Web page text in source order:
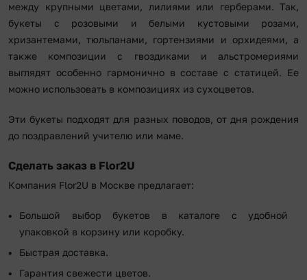
между крупными цветами, лилиями или герберами. Так,
букеты с розовыми и белыми кустовыми розами,
хризантемами, тюльпанами, гортензиями и орхидеями, а
также композиции с гвоздиками и альстромериями
выглядят особенно гармонично в составе с статицей. Ее
можно использовать в композициях из сухоцветов.
Эти букеты подходят для разных поводов, от дня рождения
до поздравлений учителю или маме.
Сделать заказ в Flor2U
Компания Flor2U в Москве предлагает:
Большой выбор букетов в каталоге с удобной
упаковкой в корзину или коробку.
Быстрая доставка.
Гарантия свежести цветов.